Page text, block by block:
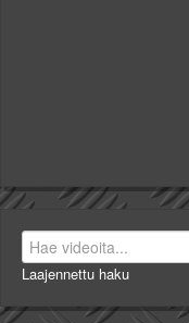
Laajennettu haku